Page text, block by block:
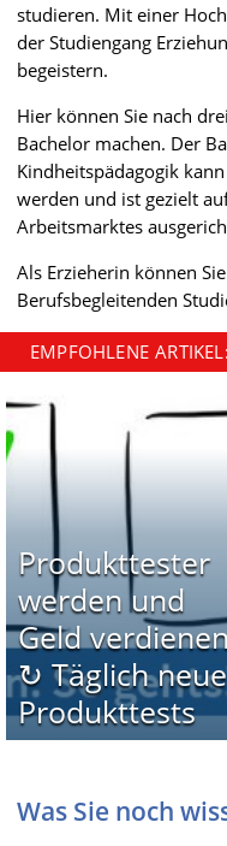
studieren. Mit einer
der Studiengang
begeistern.
Hier können Sie nach
Bachelor machen. Der
Kindheitspädagogik
werden und ist gezielt
Arbeitsmarktes
Als Erzieherin können
Berufsbegleitenden
EMPFOHLENE ARTIKEL:
Produkttester
werden und
Geld
↻ Täglich neue
Produkttests
Was Sie noch